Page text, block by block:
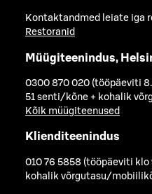
Kontaktandmed leiate iga
Restoranid
Müügiteenindus,
0300 870 020 (tööpäeviti
51 senti/kõne + kohalik
Kõik müügiteenused
Klienditeenindus
010 76 5858 (tööpäeviti klo
kohalik võrgutasu/